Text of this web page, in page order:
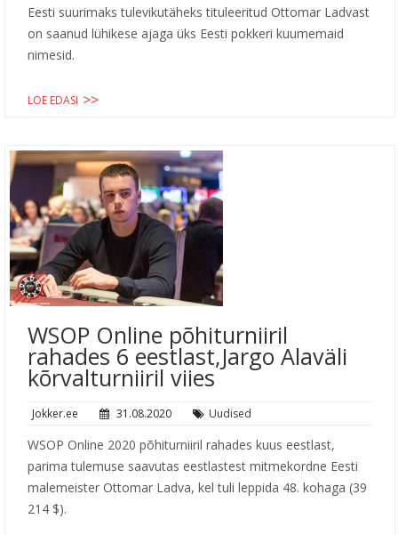
Eesti suurimaks tulevikutäheks tituleeritud Ottomar Ladvast
on saanud lühikese ajaga üks Eesti pokkeri kuumemaid
nimesid.
LOE EDASI
WSOP Online põhiturniiril
rahades 6 eestlast,Jargo Alaväli
kõrvalturniiril viies
Jokker.ee 31.08.2020 Uudised
WSOP Online 2020 põhiturniiril rahades kuus eestlast,
parima tulemuse saavutas eestlastest mitmekordne Eesti
malemeister Ottomar Ladva, kel tuli leppida 48. kohaga (39
214 $).